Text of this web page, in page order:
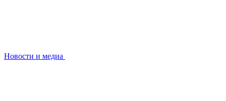
Новости и медиа